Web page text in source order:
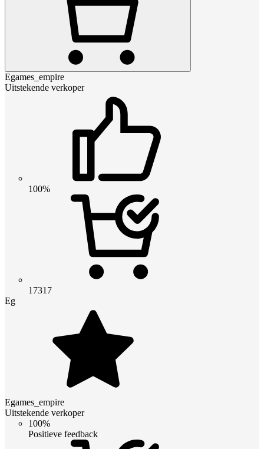
Egames_empire
Uitstekende verkoper
100%
17317
Eg
Egames_empire
Uitstekende verkoper
100%
Positieve feedback